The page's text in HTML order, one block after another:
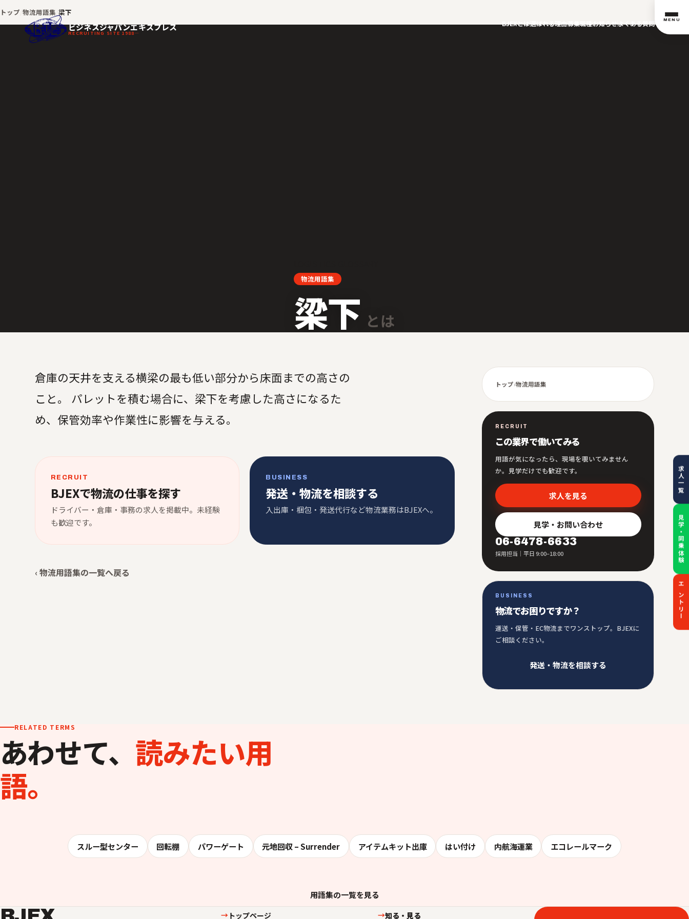
ビジネスジャパンエキスプレス
RECRUITING SITE 1988—
BJEXとは選ばれる理由募集職種お知らせよくある質問 MENU
トップ 物流用語集 梁下
物流用語集
梁下 とは
倉庫の天井を支える横梁の最も低い部分から床面までの高さの
こと。 パレットを積む場合に、梁下を考慮した高さになるた
め、保管効率や作業性に影響を与える。
RECRUIT
BJEXで物流の仕事を探す
ドライバー・倉庫・事務の求人を掲載中。未経験
も歓迎です。
BUSINESS
発送・物流を相談する
入出庫・梱包・発送代行など物流業務はBJEXへ。
‹ 物流用語集の一覧へ戻る
トップ›物流用語集
RECRUIT
この業界で働いてみる
用語が気になったら、現場を覗いてみません
か。見学だけでも歓迎です。
求人を見る
見学・お問い合わせ
06-6478-6633
採用担当｜平日 9:00–18:00
BUSINESS
物流でお困りですか？
運送・保管・EC物流までワンストップ。BJEXに
ご相談ください。
発送・物流を相談する
RELATED TERMS
あわせて、 読みたい用
語。
スルー型センター 回転棚 パワーゲート 元地回収 – Surrender アイテムキット出庫 はい付け 内航海運業 エコレールマーク
用語集の一覧を見る
→ トップページ →知る・見る
求人一覧
見学・同乗体験
エントリー